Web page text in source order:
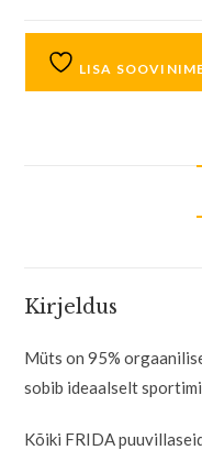
LISA
Kirjeldus
Müts on 95%
sobib ideaalselt
Kõiki FRIDA